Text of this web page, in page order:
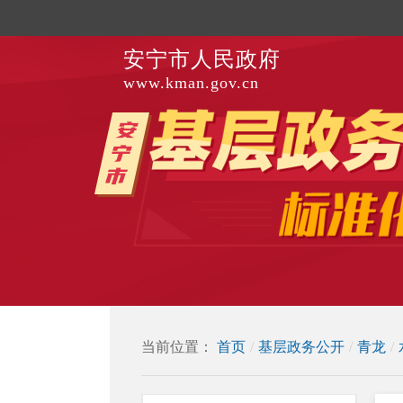
安宁市人民政府
www.kman.gov.cn
当前位置： 首页 / 基层政务公开 / 青龙 /